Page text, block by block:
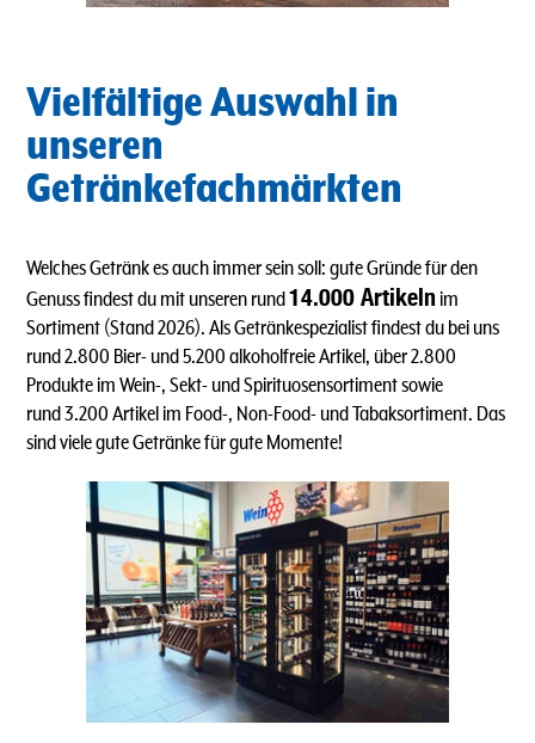
Vielfältige Auswahl in
unseren
Getränkefachmärkten
Welches Getränk es auch immer sein soll: gute Gründe für den
Genuss findest du mit unseren rund14.000 Artikeln im
Sortiment (Stand 2026). Als Getränkespezialist findest du bei uns
rund 2.800 Bier- und 5.200 alkoholfreie Artikel, über 2.800
Produkte im Wein-, Sekt- und Spirituosensortiment sowie
rund 3.200 Artikel im Food-, Non-Food- und Tabaksortiment. Das
sind viele gute Getränke für gute Momente!